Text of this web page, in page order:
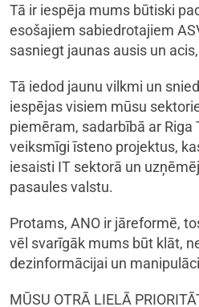
Tā ir iespēja mums būtiski
esošajiem sabiedrotajiem
sasniegt jaunas ausis un
Tā iedod jaunu vilkmi un
iespējas visiem mūsu
piemēram, sadarbībā ar Riga
veiksmīgi īsteno projektus,
iesaisti IT sektorā un
pasaules valstu.
Protams, ANO ir jāreformē,
vēl svarīgāk mums būt klāt,
dezinformācijai un
MŪSU OTRĀ LIELĀ